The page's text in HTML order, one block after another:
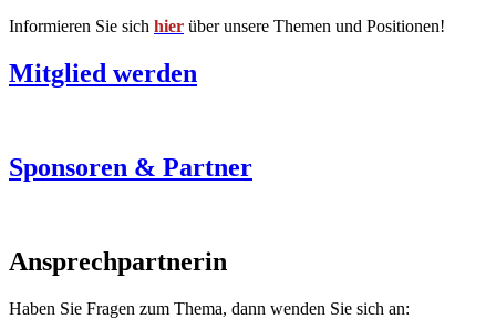
Informieren Sie sich hier über unsere Themen und Positionen!
Mitglied werden
Sponsoren & Partner
Ansprechpartnerin
Haben Sie Fragen zum Thema, dann wenden Sie sich an: